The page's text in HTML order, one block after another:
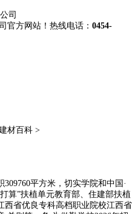
官方网站！热线电话： 0454-
材百科 >
平方米，切实学院和中国·
算”扶植单元教育部、住建部扶植
西省优良专科高档职业院校江西省